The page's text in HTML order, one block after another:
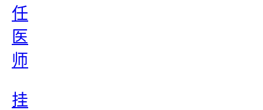
任
医
师
挂